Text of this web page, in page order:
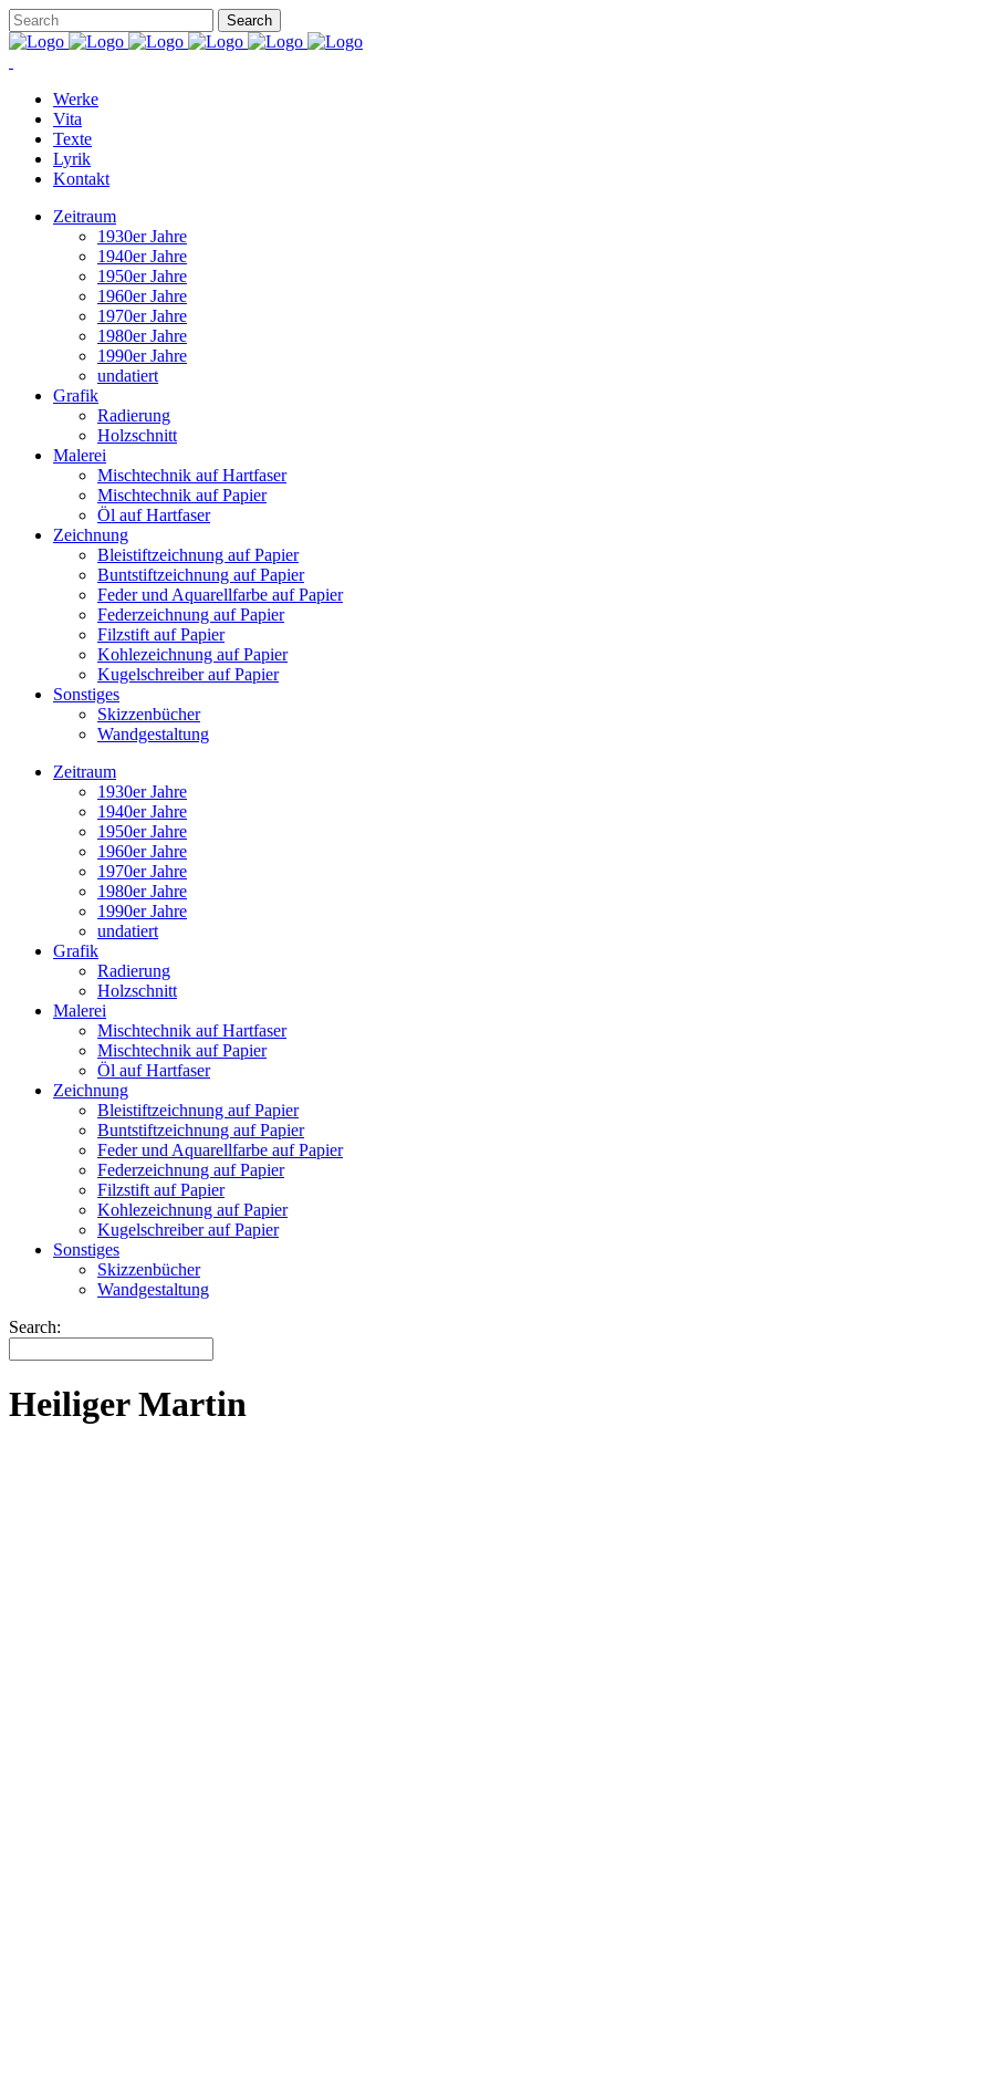
Werke
Vita
Texte
Lyrik
Kontakt
Zeitraum
1930er Jahre
1940er Jahre
1950er Jahre
1960er Jahre
1970er Jahre
1980er Jahre
1990er Jahre
undatiert
Grafik
Radierung
Holzschnitt
Malerei
Mischtechnik auf Hartfaser
Mischtechnik auf Papier
Öl auf Hartfaser
Zeichnung
Bleistiftzeichnung auf Papier
Buntstiftzeichnung auf Papier
Feder und Aquarellfarbe auf Papier
Federzeichnung auf Papier
Filzstift auf Papier
Kohlezeichnung auf Papier
Kugelschreiber auf Papier
Sonstiges
Skizzenbücher
Wandgestaltung
Zeitraum
1930er Jahre
1940er Jahre
1950er Jahre
1960er Jahre
1970er Jahre
1980er Jahre
1990er Jahre
undatiert
Grafik
Radierung
Holzschnitt
Malerei
Mischtechnik auf Hartfaser
Mischtechnik auf Papier
Öl auf Hartfaser
Zeichnung
Bleistiftzeichnung auf Papier
Buntstiftzeichnung auf Papier
Feder und Aquarellfarbe auf Papier
Federzeichnung auf Papier
Filzstift auf Papier
Kohlezeichnung auf Papier
Kugelschreiber auf Papier
Sonstiges
Skizzenbücher
Wandgestaltung
Search:
Heiliger Martin